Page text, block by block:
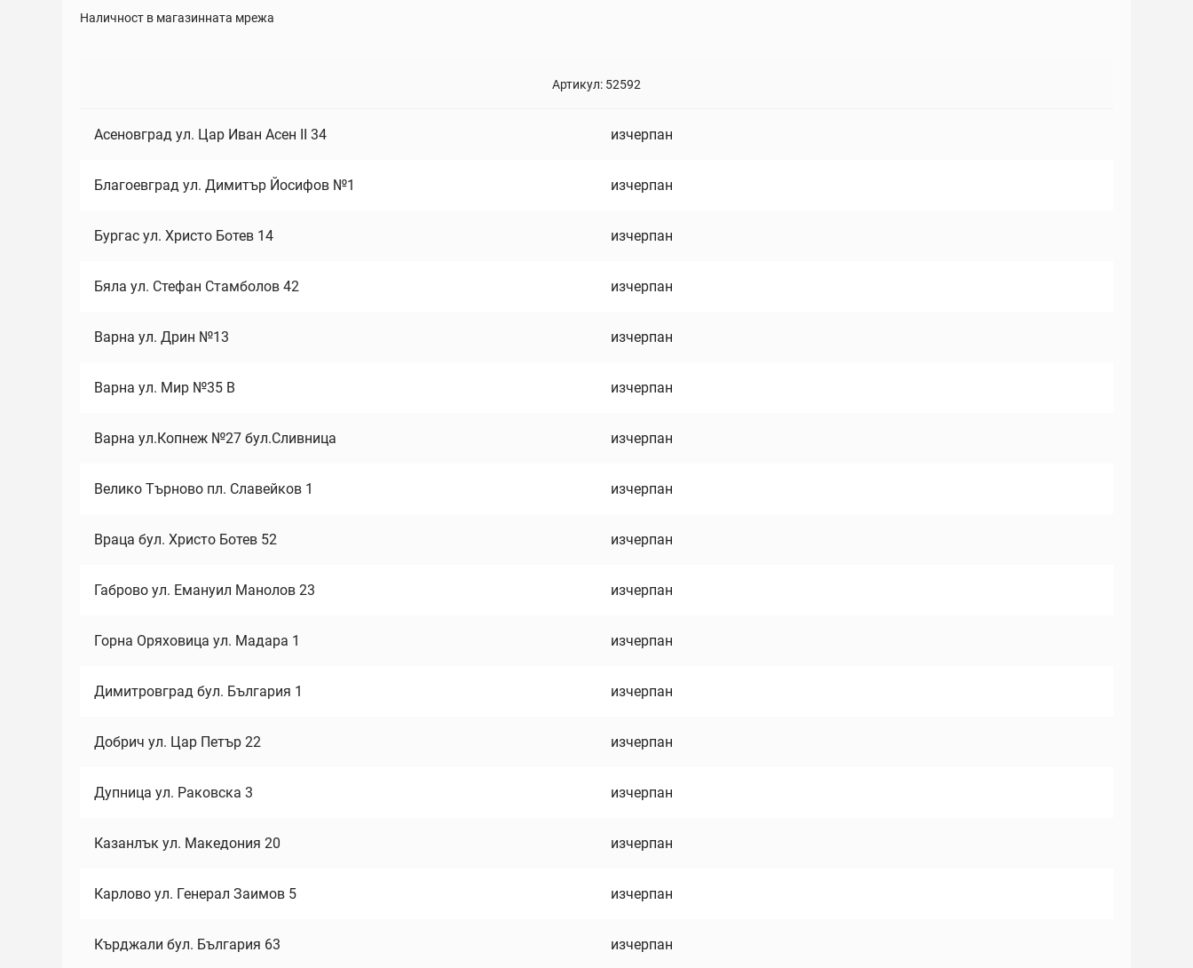
Наличност в магазинната мрежа
Артикул: 52592
Асеновград ул. Цар Иван Асен II 34 изчерпан
Благоевград ул. Димитър Йосифов №1 изчерпан
Бургас ул. Христо Ботев 14 изчерпан
Бяла ул. Стефан Стамболов 42 изчерпан
Варна ул. Дрин №13 изчерпан
Варна ул. Мир №35 В изчерпан
Варна ул.Копнеж №27 бул.Сливница изчерпан
Велико Търново пл. Славейков 1 изчерпан
Враца бул. Христо Ботев 52 изчерпан
Габрово ул. Емануил Манолов 23 изчерпан
Горна Оряховица ул. Мадара 1 изчерпан
Димитровград бул. България 1 изчерпан
Добрич ул. Цар Петър 22 изчерпан
Дупница ул. Раковска 3 изчерпан
Казанлък ул. Македония 20 изчерпан
Карлово ул. Генерал Заимов 5 изчерпан
Кърджали бул. България 63 изчерпан